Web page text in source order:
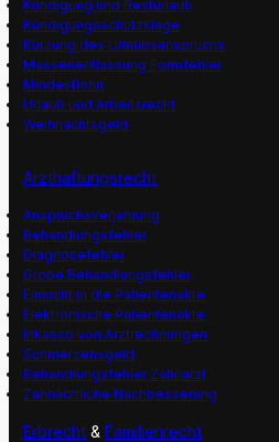
Kündigung und Resturlaub
Kündigungsschutzklage
Kürzung des Urlaubsanspruchs
Massenentlassung Formfehler
Mindestlohn
Urlaub und Arbeitsrecht
Weihnachtsgeld
Arzthaftungsrecht
Anspruchsverjährung
Behandlungsfehler
Diagnosefehler
Grobe Behandlungsfehler
Einsicht in die Patientenakte
Elektronische Patientenakte
Inkasso von Arztrechnungen
Schmerzensgeld
Behandlungsfehler Zahnarzt
Zahnärztliche Nachbesserung
Erbrecht &Familienrecht